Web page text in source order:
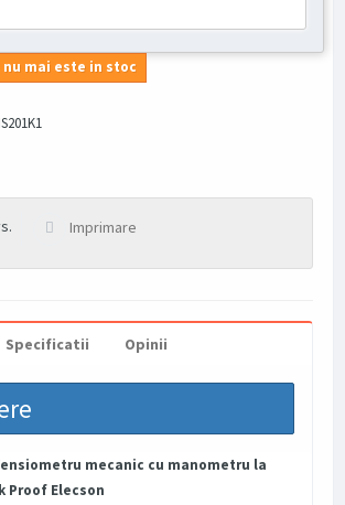
nu mai este in stoc
Imprimare
Specificatii Opinii
mecanic cu manometru la
Proof Elecson